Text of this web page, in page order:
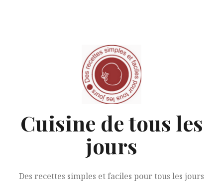
Cuisine de tous les
jours
Des recettes simples et faciles pour tous les jours